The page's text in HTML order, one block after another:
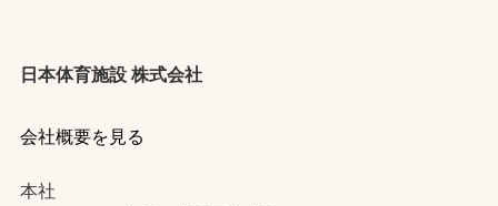
日本体育施設 株式会社
会社概要を見る
本社